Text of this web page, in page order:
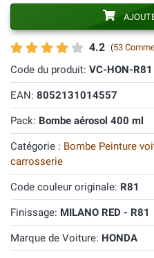
4.2 (53
Code du produit: VC-HON-R81
EAN: 8052131014557
Pack: Bombe aérosol 400 ml
Catégorie : Bombe Peinture
carrosserie
Code couleur originale: R81
Finissage: MILANO RED - R81
Marque de Voiture: HONDA